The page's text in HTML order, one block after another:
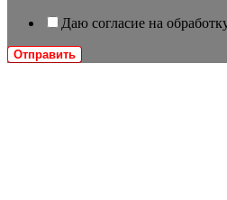
Даю согласие на
Отправить